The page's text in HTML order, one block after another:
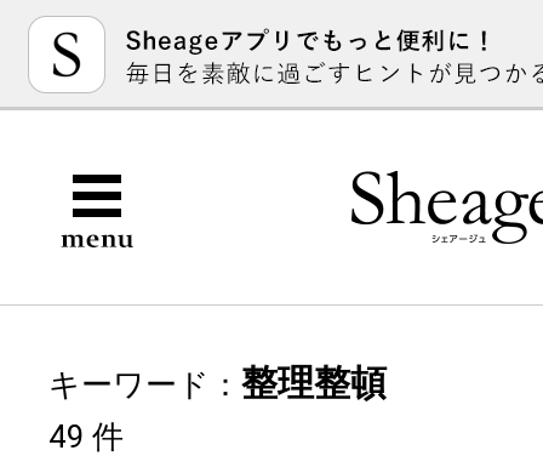
キーワード： 整理整頓
49 件